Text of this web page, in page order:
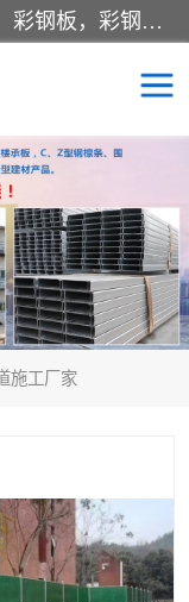
郑州鑫纵建材有限公司供应阳光板，彩钢板，彩钢钢构工程是一家集生产销售租赁安装于一体的企业，主要生产PC采光板，耐力板，仿古琉璃采光板，岩棉板、彩钢压型板、镀锌压型板、桁架楼承板，C、Z型钢檩条、围挡板、轻钢结构，阳光温室大棚等新型建材产品。公司旗下有多台移动式高空压瓦机租赁，承接全国各地业务，专业对外租赁各种型号压瓦机。
施工厂家
成树脂仿古瓦
光板
板
配件